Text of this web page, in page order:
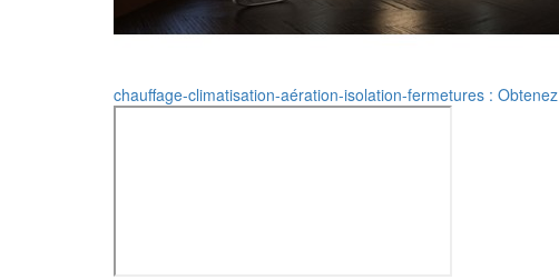
chauffage-climatisation-aération-isolation-fermetures : Obtenez